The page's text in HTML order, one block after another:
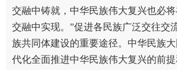
交融中铸就，中华民族伟大复兴也必
交融中实现。”促进各民族广泛交往交
族共同体建设的重要途径。中华民族
代化全面推进中华民族伟大复兴的前